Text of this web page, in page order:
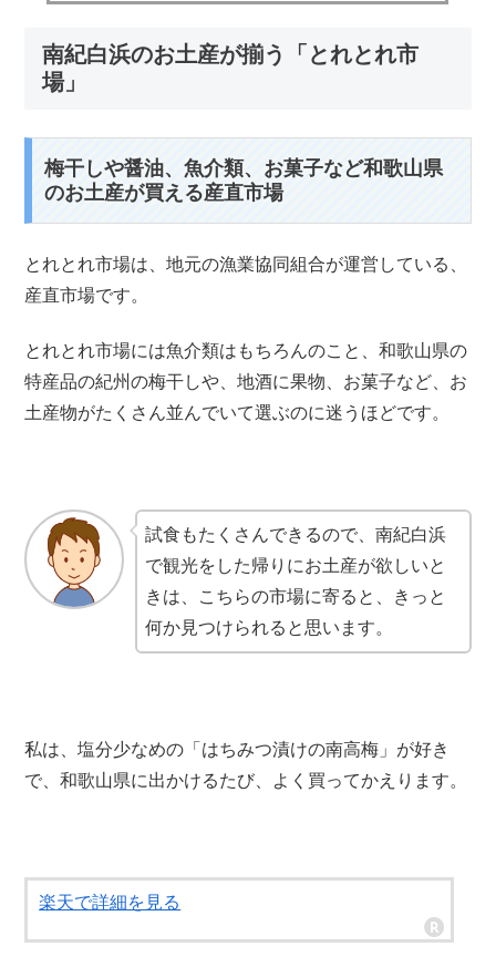
南紀白浜のお土産が揃う「とれとれ市
場」
梅干しや醤油、魚介類、お菓子など和歌山県
のお土産が買える産直市場
とれとれ市場は、地元の漁業協同組合が運営している、
産直市場です。
とれとれ市場には魚介類はもちろんのこと、和歌山県の
特産品の紀州の梅干しや、地酒に果物、お菓子など、お
土産物がたくさん並んでいて選ぶのに迷うほどです。
試食もたくさんできるので、南紀白浜
で観光をした帰りにお土産が欲しいと
きは、こちらの市場に寄ると、きっと
何か見つけられると思います。
私は、塩分少なめの「はちみつ漬けの南高梅」が好き
で、和歌山県に出かけるたび、よく買ってかえります。
楽天で詳細を見る